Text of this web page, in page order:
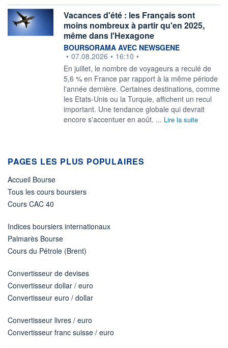
Vacances d'été : les Français sont
moins nombreux à partir qu'en 2025,
même dans l'Hexagone
information fournie par
BOURSORAMA AVEC NEWSGENE
• 07.08.2026 • 16:10 •
En juillet, le nombre de voyageurs a reculé de
5,6 % en France par rapport à la même période
l'année dernière. Certaines destinations, comme
les Etats-Unis ou la Turquie, affichent un recul
important. Une tendance globale qui devrait
encore s'accentuer en août. ... Lire la suite
PAGES LES PLUS POPULAIRES
Accueil Bourse
Tous les cours boursiers
Cours CAC 40
Indices boursiers internationaux
Palmarès Bourse
Cours du Pétrole (Brent)
Convertisseur de devises
Convertisseur dollar / euro
Convertisseur euro / dollar
Convertisseur livres / euro
Convertisseur franc suisse / euro